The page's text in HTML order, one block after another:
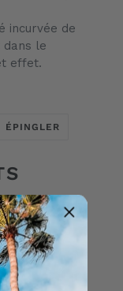
incurvée de
dans le
effet.
ÉPINGLER
avis